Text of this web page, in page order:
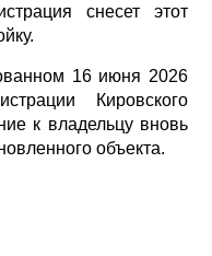
снесет этот
16 июня 2026
Кировского
к владельцу вновь
объекта.